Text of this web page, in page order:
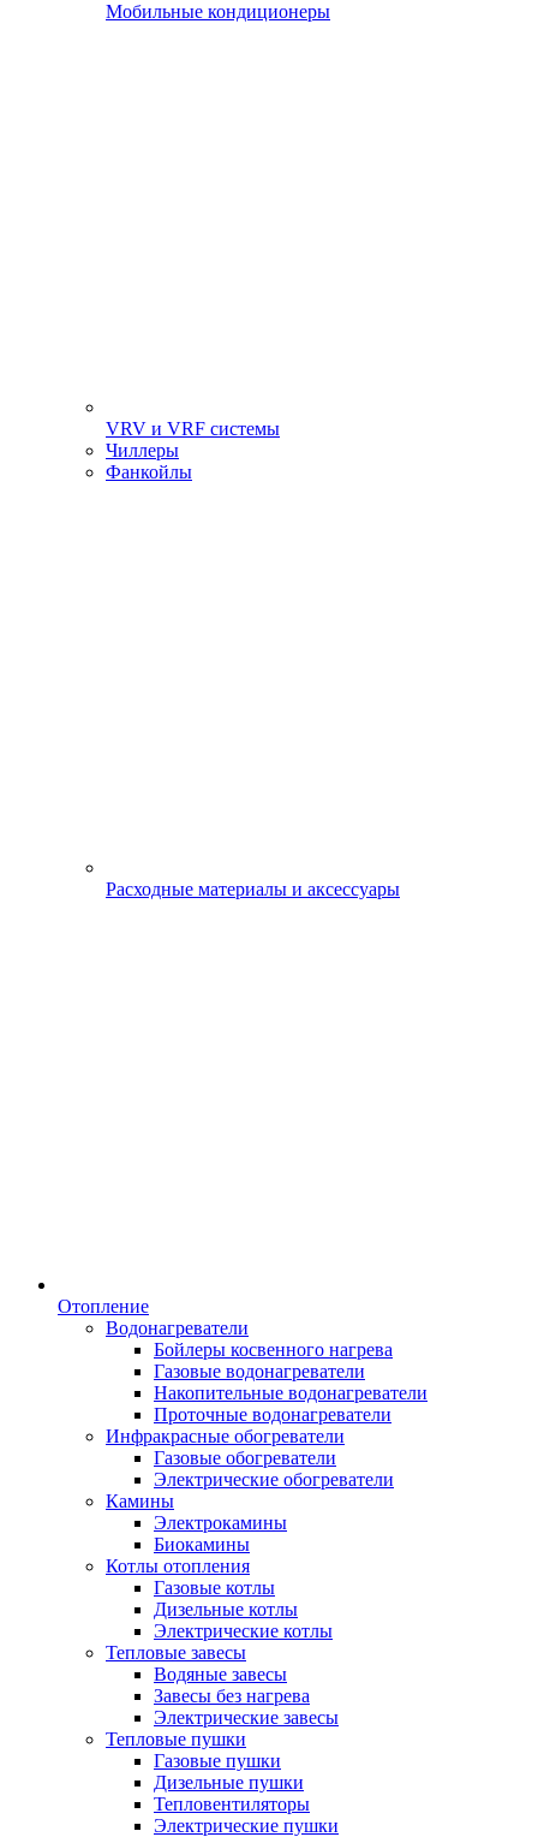
Мобильные кондиционеры
VRV и VRF системы
Чиллеры
Фанкойлы
Расходные материалы и аксессуары
Отопление
Водонагреватели
Бойлеры косвенного нагрева
Газовые водонагреватели
Накопительные водонагреватели
Проточные водонагреватели
Инфракрасные обогреватели
Газовые обогреватели
Электрические обогреватели
Камины
Электрокамины
Биокамины
Котлы отопления
Газовые котлы
Дизельные котлы
Электрические котлы
Тепловые завесы
Водяные завесы
Завесы без нагрева
Электрические завесы
Тепловые пушки
Газовые пушки
Дизельные пушки
Тепловентиляторы
Электрические пушки